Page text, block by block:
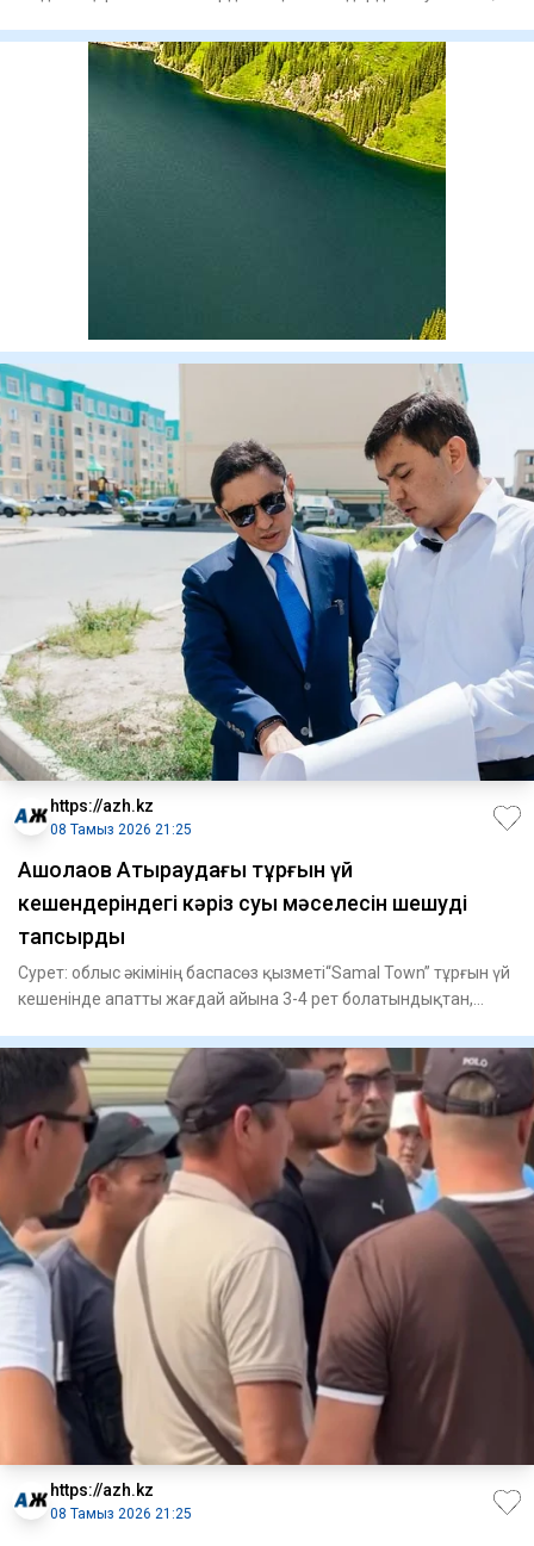
https://azh.kz
08 Тамыз 2026 21:25
​Ақшолақов Атыраудағы тұрғын үй
кешендеріндегі кәріз суы мәселесін шешуді
тапсырды
Сурет: облыс әкімінің баспасөз қызметі“Samal Town” тұрғын үй
кешенінде апатты жағдай айына 3-4 рет болатындықтан,
https://azh.kz
08 Тамыз 2026 21:25